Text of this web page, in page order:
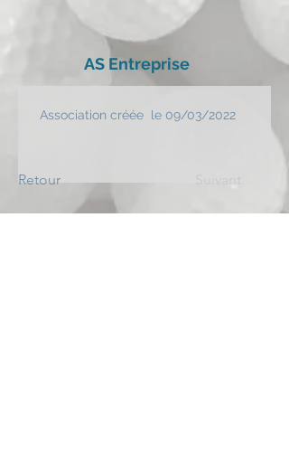
AS Entreprise
Association créée  le 09/03/2022
Retour